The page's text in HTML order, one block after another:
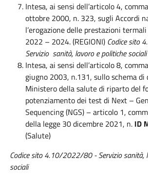
Intesa, ai sensi dell’articolo 4,
ottobre 2000, n. 323, sugli Accordi
l’erogazione delle prestazioni
2022 – 2024. (REGIONI) Codice sito
Servizio sanità, lavoro e politiche sociali
Intesa, ai sensi dell’articolo 8,
giugno 2003, n.131, sullo schema di
Ministero della salute di riparto del
potenziamento dei test di Next –
Sequencing (NGS) – articolo 1,
della legge 30 dicembre 2021, n. ID
(Salute)
Codicesito 4.10/2022/80-Servizio sanità,
sociali